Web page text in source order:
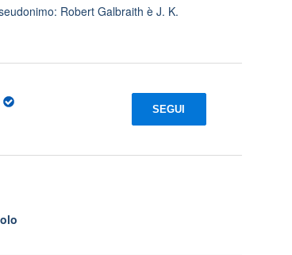
Robert Galbraith è J. K.
SEGUI